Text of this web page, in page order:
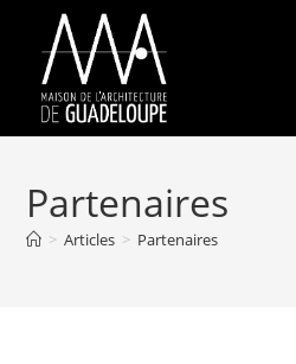
content
Partenaires
> Articles > Partenaires